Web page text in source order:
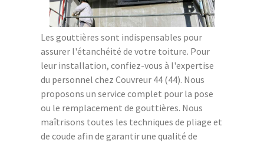
Les gouttières sont indispensables pour
assurer l'étanchéité de votre toiture. Pour
leur installation, confiez-vous à l'expertise
du personnel chez Couvreur 44 (44). Nous
proposons un service complet pour la pose
ou le remplacement de gouttières. Nous
maîtrisons toutes les techniques de pliage et
de coude afin de garantir une qualité de